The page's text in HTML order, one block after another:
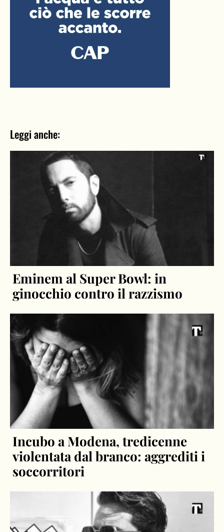
Leggi anche:
Eminem al Super Bowl: in
ginocchio contro il razzismo
Incubo a Modena, tredicenne
violentata dal branco: aggrediti i
soccorritori